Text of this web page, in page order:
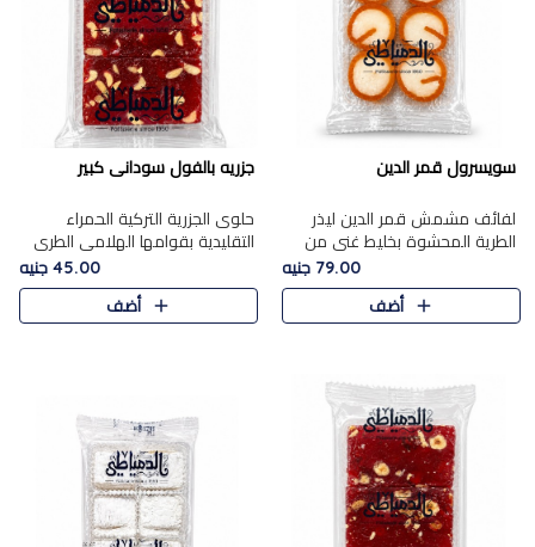
سويسرول قمر الدين
لفائف مشمش قمر الدين ليذر
الطرية المحشوة بخليط غني من
جوز الهند الأبيض والمكسرات
الفاخرة، يقدم المذاق الحلو
الطبيعي لقمر الدين و تجمع بين
79.00 جنيه
أضف
جزريه بالفول سودانى كبير
حلوى الجزرية التركية الحمراء
التقليدية بقوامها الهلامي الطري
ولونها الأحمر المميز، محشوة
بسخاء بالفول السوداني المحمص
لتمنحك توازنًا رائعًا ..
45.00 جنيه
أضف